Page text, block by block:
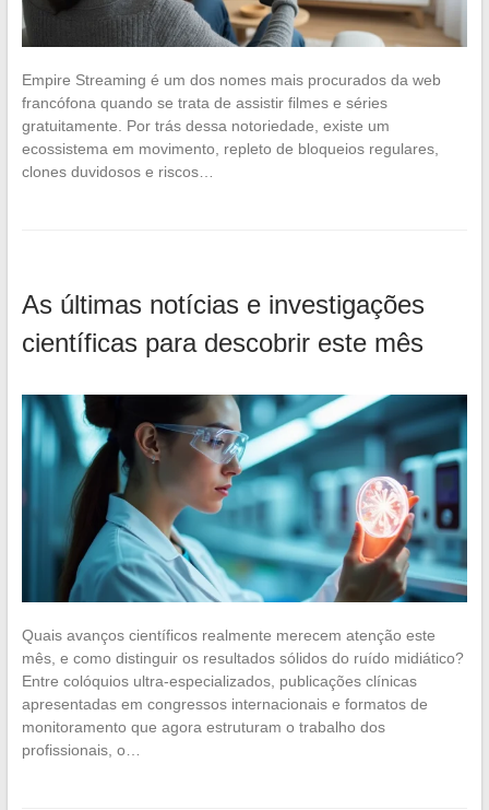
Empire Streaming é um dos nomes mais procurados da web
francófona quando se trata de assistir filmes e séries
gratuitamente. Por trás dessa notoriedade, existe um
ecossistema em movimento, repleto de bloqueios regulares,
clones duvidosos e riscos…
As últimas notícias e investigações
científicas para descobrir este mês
Quais avanços científicos realmente merecem atenção este
mês, e como distinguir os resultados sólidos do ruído midiático?
Entre colóquios ultra-especializados, publicações clínicas
apresentadas em congressos internacionais e formatos de
monitoramento que agora estruturam o trabalho dos
profissionais, o…